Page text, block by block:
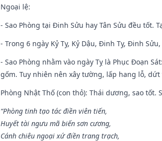
Ngoại lệ:
- Sao Phòng tại Đinh Sửu hay Tân Sửu đều tốt.
- Trong 6 ngày Kỷ Tỵ, Kỷ Dậu, Đinh Tỵ, Đinh
- Sao Phòng nhằm vào ngày Tỵ là Phục Đoạn
gốm. Tuy nhiên nên xây tường, lấp hang lỗ,
Phòng Nhật Thố (con thỏ): Thái dương, sao
“Phòng tinh tạo tác điền viên tiến,
Huyết tài ngưu mã biến sơn cương,
Cánh chiêu ngoại xứ điền trang trạch,